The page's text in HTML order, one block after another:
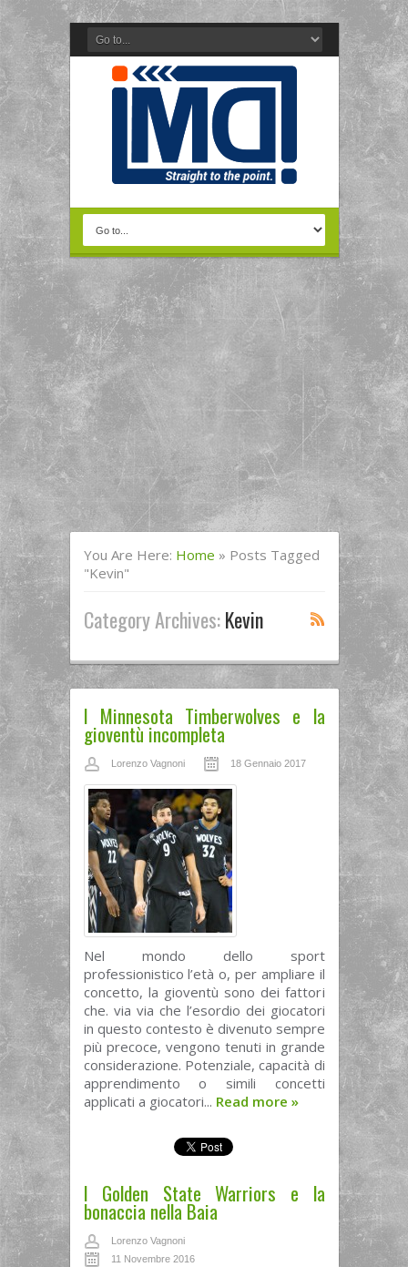
You Are Here: Home » Posts Tagged
"kevin"
Category Archives:Kevin
I Minnesota Timberwolves e la
gioventù incompleta
Lorenzo Vagnoni 18 Gennaio 2017
Nel mondo dello sport
professionistico l’età o, per ampliare il
concetto, la gioventù sono dei fattori
che. via via che l’esordio dei giocatori
in questo contesto è divenuto sempre
più precoce, vengono tenuti in grande
considerazione. Potenziale, capacità di
apprendimento o simili concetti
applicati a giocatori... Read more »
I Golden State Warriors e la
bonaccia nella Baia
Lorenzo Vagnoni
11 Novembre 2016